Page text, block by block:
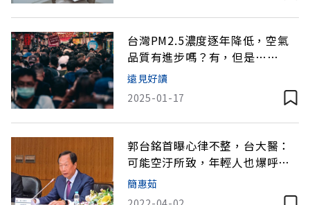
台灣PM2.5濃度逐年降低，空氣
品質有進步嗎？有，但是……
遠見好讀
2025-01-17
郭台銘首曝心律不整，台大醫：
可能空汙所致，年輕人也爆呼吸
危機
簡惠茹